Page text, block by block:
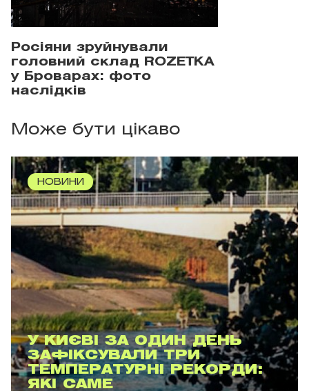
Росіяни зруйнували
головний склад ROZETKA
у Броварах: фото
наслідків
Може бути цікаво
НОВИНИ
У КИЄВІ ЗА ОДИН ДЕНЬ
ЗАФІКСУВАЛИ ТРИ
ТЕМПЕРАТУРНІ РЕКОРДИ:
ЯКІ САМЕ